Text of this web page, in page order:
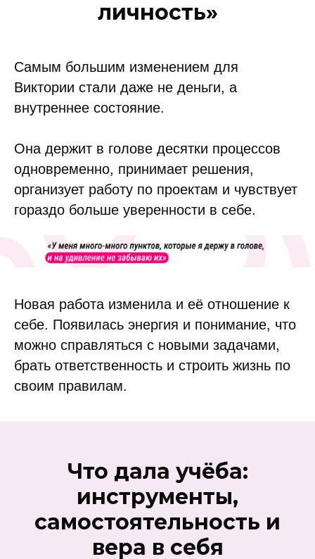
личность»
Самым большим изменением для
Виктории стали даже не деньги, а
внутреннее состояние.
Она держит в голове десятки процессов
одновременно, принимает решения,
организует работу по проектам и чувствует
гораздо больше уверенности в себе.
Новая работа изменила и её отношение к
себе. Появилась энергия и понимание, что
можно справляться с новыми задачами,
брать ответственность и строить жизнь по
своим правилам.
Что дала учёба:
инструменты,
самостоятельность и
вера в себя